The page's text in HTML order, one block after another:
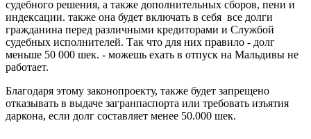
судебного решения, а также дополнительных сборов, пени и
индексации. также она будет включать в себя все долги
гражданина перед различными кредиторами и Службой
судебных исполнителей. Так что для них правило - долг
меньше 50 000 шек. - можешь ехать в отпуск на Мальдивы не
работает.
Благодаря этому законопроекту, также будет запрещено
отказывать в выдаче загранпаспорта или требовать изъятия
даркона, если долг составляет менее 50.000 шек.